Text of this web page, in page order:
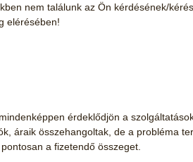
nem találunk az Ön kérdésének/
elérésében!
érdeklődjön a
áraik összehangoltak, de a probléma
a fizetendő összeget.